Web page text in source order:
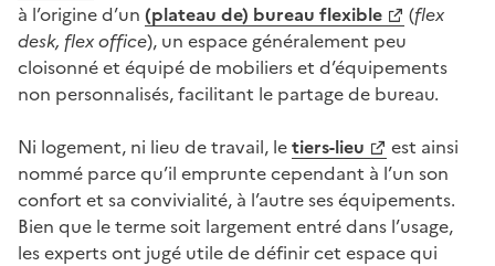
à l’origine d’un (plateau de) bureau flexible (flex
desk, flex office), un espace généralement peu
cloisonné et équipé de mobiliers et d’équipements
non personnalisés, facilitant le partage de bureau.
Ni logement, ni lieu de travail, letiers-lieu
est ainsi
nommé parce qu’il emprunte cependant à l’un son
confort et sa convivialité, à l’autre ses équipements.
Bien que le terme soit largement entré dans l’usage,
les experts ont jugé utile de définir cet espace qui